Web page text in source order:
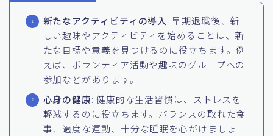
新たなアクティビティの導入: 早期退職後、新
しい趣味やアクティビティを始めることは、新
たな目標や意義を見つけるのに役立ちます。例
えば、ボランティア活動や趣味のグループへの
参加などがあります。
心身の健康: 健康的な生活習慣は、ストレスを
軽減するのに役立ちます。バランスの取れた食
事、適度な運動、十分な睡眠を心がけましょ